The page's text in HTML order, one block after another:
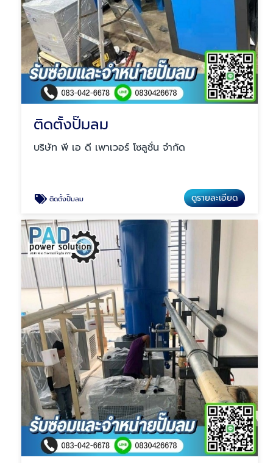
ติดตั้งปั๊มลม
บริษัท พี เอ ดี เพาเวอร์ โซลูชั่น จำกัด
ติดตั้งปั๊มลม ดูรายละเอียด